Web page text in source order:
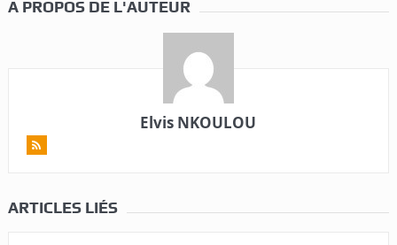
A PROPOS DE L'AUTEUR
Elvis NKOULOU
ARTICLES LIÉS